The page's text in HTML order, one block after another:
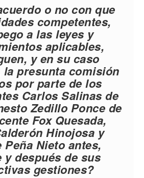
o no con que
competentes,
a las leyes y
aplicables,
y en su caso
la presunta comisión
por parte de los
Carlos Salinas de
Zedillo Ponce de
Fox Quesada,
Hinojosa y
Peña Nieto antes,
y después de sus
gestiones?